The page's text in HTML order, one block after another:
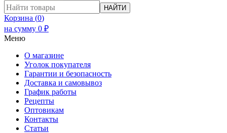
НАЙТИ
Корзина (0)
на сумму 0 ₽
Меню
О магазине
Уголок покупателя
Гарантии и безопасность
Доставка и самовывоз
График работы
Рецепты
Оптовикам
Контакты
Статьи